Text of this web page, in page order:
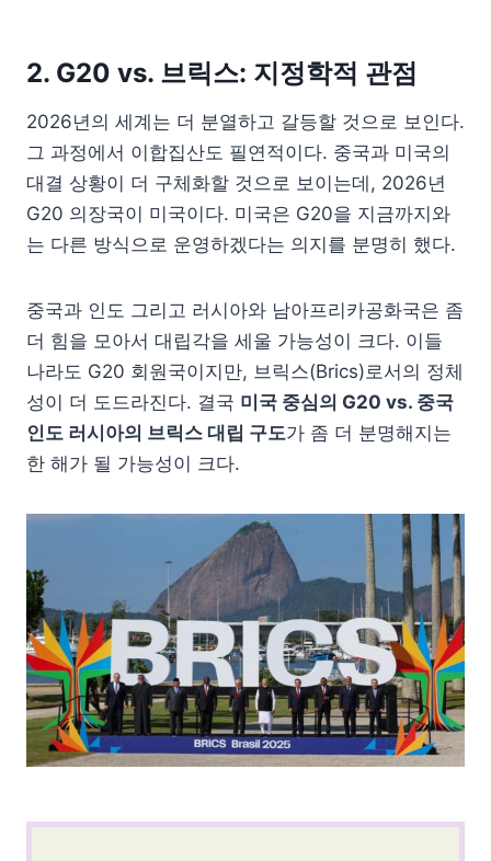
2. G20 vs. 브릭스: 지정학적 관점
2026년의 세계는 더 분열하고 갈등할 것으로 보인다.
그 과정에서 이합집산도 필연적이다. 중국과 미국의
대결 상황이 더 구체화할 것으로 보이는데, 2026년
G20 의장국이 미국이다. 미국은 G20을 지금까지와
는 다른 방식으로 운영하겠다는 의지를 분명히 했다.
중국과 인도 그리고 러시아와 남아프리카공화국은 좀
더 힘을 모아서 대립각을 세울 가능성이 크다. 이들
나라도 G20 회원국이지만, 브릭스(Brics)로서의 정체
성이 더 도드라진다. 결국 미국 중심의 G20 vs. 중국
인도 러시아의 브릭스 대립 구도가 좀 더 분명해지는
한 해가 될 가능성이 크다.